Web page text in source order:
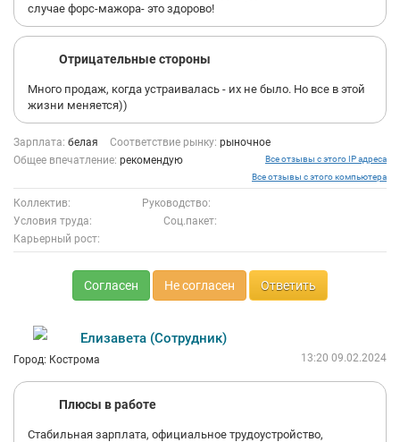
случае форс-мажора- это здорово!
Отрицательные стороны
Много продаж, когда устраивалась - их не было. Но все в этой
жизни меняется))
Зарплата: белая Соответствие рынку: рыночное
Общее впечатление: рекомендую
Все отзывы с этого IP адреса
Все отзывы с этого компьютера
Коллектив:
Руководство:
Условия труда:
Соц.пакет:
Карьерный рост:
Согласен Не согласен Ответить
Елизавета (Сотрудник)
Город: Кострома 13:20 09.02.2024
Плюсы в работе
Стабильная зарплата, официальное трудоустройство,